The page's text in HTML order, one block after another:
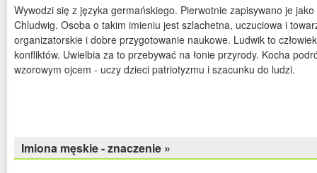
Wywodzi się z języka germańskiego. Pierwotnie zapisywano je
Chludwig. Osoba o takim imieniu jest szlachetna, uczuciowa i
organizatorskie i dobre przygotowanie naukowe. Ludwik to
konfliktów. Uwielbia za to przebywać na łonie przyrody. Kocha
wzorowym ojcem - uczy dzieci patriotyzmu i szacunku do ludzi.
Imiona męskie - znaczenie »